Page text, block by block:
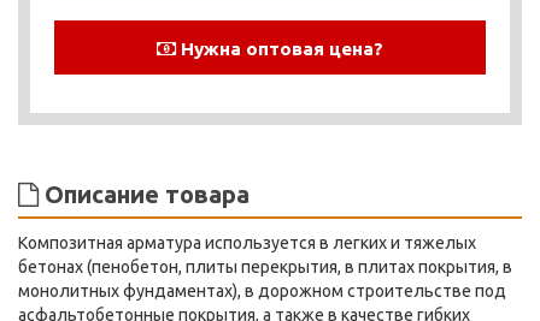
Нужна оптовая цена?
Описание товара
Композитная арматура используется в легких и тяжелых
бетонах (пенобетон, плиты перекрытия, в плитах покрытия, в
монолитных фундаментах), в дорожном строительстве под
асфальтобетонные покрытия, а также в качестве гибких